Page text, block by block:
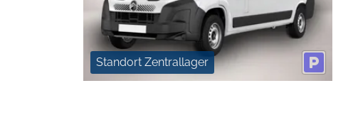
Standort Zentrallager